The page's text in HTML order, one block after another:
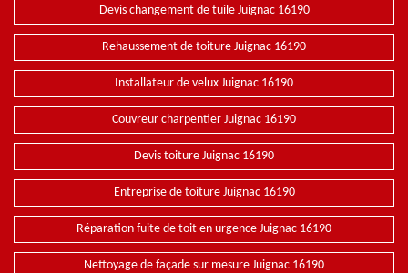
Devis changement de tuile Juignac 16190
Rehaussement de toiture Juignac 16190
Installateur de velux Juignac 16190
Couvreur charpentier Juignac 16190
Devis toiture Juignac 16190
Entreprise de toiture Juignac 16190
Réparation fuite de toit en urgence Juignac 16190
Nettoyage de façade sur mesure Juignac 16190